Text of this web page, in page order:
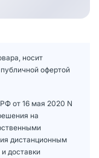
носит
офертой
от 16 мая 2020 N
на
дистанционным
доставки